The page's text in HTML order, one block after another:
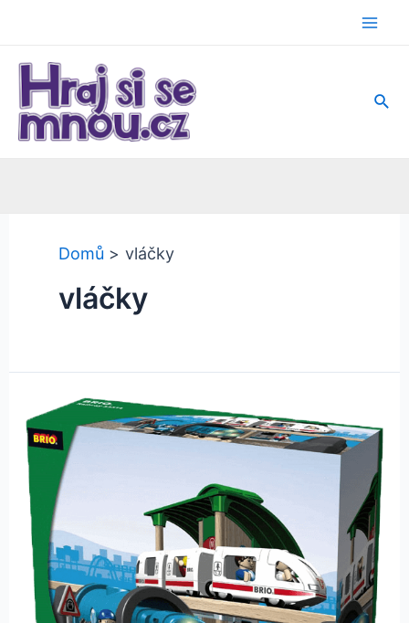
obsah
Domů vláčky
vláčky